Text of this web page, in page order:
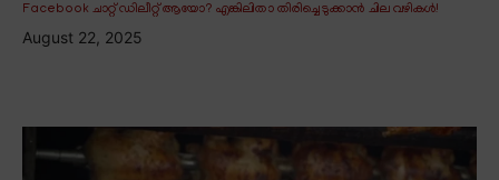
Facebook ചാറ്റ് ഡിലീറ്റ് ആയോ? എങ്കിലിതാ തിരിച്ചെടുക്കാൻ ചില വഴികൾ!
August 22, 2025